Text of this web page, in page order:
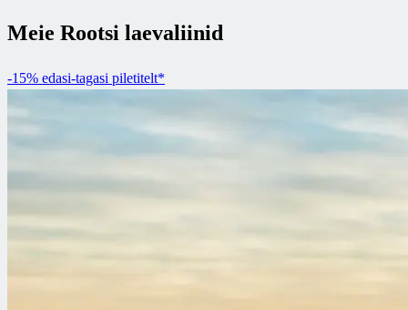
Meie Rootsi laevaliinid
-15% edasi-tagasi piletitelt*